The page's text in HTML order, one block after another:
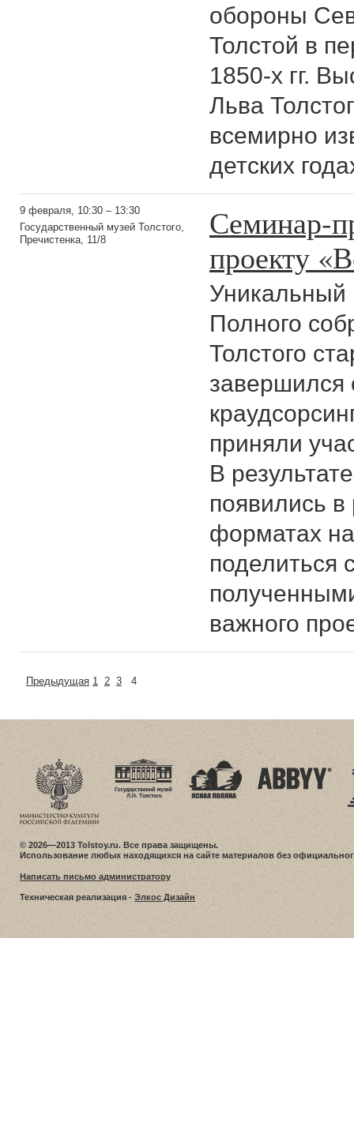
обороны
Толстой в
1850-х гг.
Льва
всемирно
детских
9 февраля, 10:30 – 13:30
Государственный музей Толстого,
Пречистенка, 11/8
Семинар-
проекту
Уникальный
Полного
Толстого
завершился
приняли
В
появились
форматах
поделиться
важного
Предыдущая 1 2 3 4
© 2026—2013 Tolstoy.ru. Все права защищены.
Использование любых находящихся на сайте материалов без
Написать письмо администратору
Техническая реализация - Элкос Дизайн